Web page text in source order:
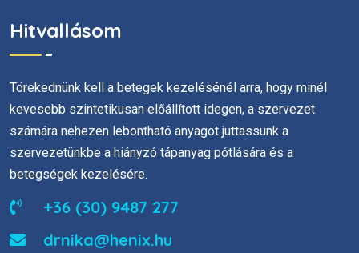
Hitvallásom
Törekednünk kell a betegek kezelésénél arra, hogy minél
kevesebb szintetikusan előállított idegen, a szervezet
számára nehezen lebontható anyagot juttassunk a
szervezetünkbe a hiányzó tápanyag pótlására és a
betegségek kezelésére.
+36 (30) 9487 277
drnika@henix.hu